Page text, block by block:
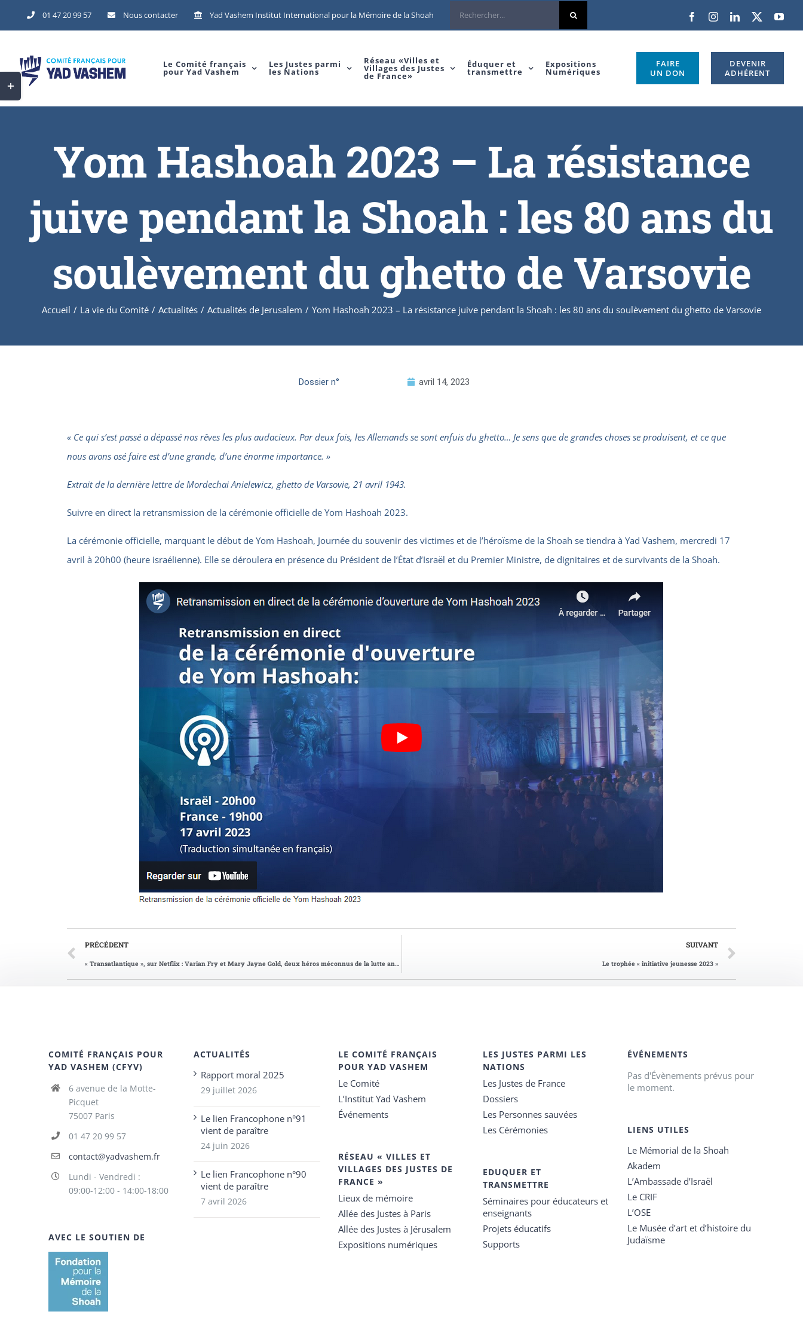
01 47 20 99 57 Nous contacter Yad Vashem Institut International pour la Mémoire de la Shoah
Le Comité français
pour Yad Vashem
Les Justes parmi
les Nations
Réseau «Villes et
Villages des Justes
de France»
Éduquer et
transmettre
Expositions
Numériques
FAIRE
UN DON
DEVENIR
ADHÉRENT
Yom Hashoah 2023 – La résistance
juive pendant la Shoah : les 80 ans du
soulèvement du ghetto de Varsovie
Accueil / La vie du Comité / Actualités / Actualités de Jerusalem / Yom Hashoah 2023 – La résistance juive pendant la Shoah : les 80 ans du soulèvement du ghetto de Varsovie
Dossier n° avril 14, 2023
« Ce qui s’est passé a dépassé nos rêves les plus audacieux. Par deux fois, les Allemands se sont enfuis du ghetto… Je sens que de grandes choses se produisent, et ce que
nous avons osé faire est d’une grande, d’une énorme importance. »
Extrait de la dernière lettre de Mordechai Anielewicz, ghetto de Varsovie, 21 avril 1943.
Suivre en direct la retransmission de la cérémonie officielle de Yom Hashoah 2023.
La cérémonie officielle, marquant le début de Yom Hashoah, Journée du souvenir des victimes et de l’héroïsme de la Shoah se tiendra à Yad Vashem, mercredi 17
avril à 20h00 (heure israélienne). Elle se déroulera en présence du Président de l’État d’Israël et du Premier Ministre, de dignitaires et de survivants de la Shoah.
PRÉCÉDENT
« Transatlantique », sur Netflix : Varian Fry et Mary Jayne Gold, deux héros méconnus de la lutte antinazie
SUIVANT
Le trophée « initiative jeunesse 2023 »
COMITÉ FRANÇAIS POUR
YAD VASHEM (CFYV)
6 avenue de la Motte-
Picquet
75007 Paris
01 47 20 99 57
contact@yadvashem.fr
Lundi - Vendredi :
09:00-12:00 - 14:00-18:00
AVEC LE SOUTIEN DE
ACTUALITÉS
Rapport moral 2025
29 juillet 2026
Le lien Francophone n°91
vient de paraître
24 juin 2026
Le lien Francophone n°90
vient de paraître
7 avril 2026
LE COMITÉ FRANÇAIS
POUR YAD VASHEM
Le Comité
L’Institut Yad Vashem
Événements
RÉSEAU « VILLES ET
VILLAGES DES JUSTES DE
FRANCE »
Lieux de mémoire
Allée des Justes à Paris
Allée des Justes à Jérusalem
Expositions numériques
LES JUSTES PARMI LES
NATIONS
Les Justes de France
Dossiers
Les Personnes sauvées
Les Cérémonies
EDUQUER ET
TRANSMETTRE
Séminaires pour éducateurs et
enseignants
Projets éducatifs
Supports
ÉVÉNEMENTS
Pas d'Évènements prévus pour
le moment.
LIENS UTILES
Le Mémorial de la Shoah
Akadem
L’Ambassade d’Israël
Le CRIF
L’OSE
Le Musée d’art et d’histoire du
Judaïsme